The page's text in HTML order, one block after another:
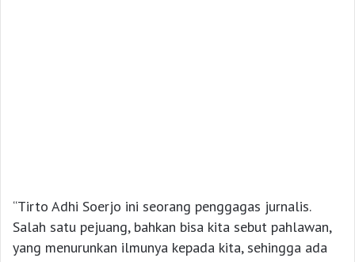
“Tirto Adhi Soerjo ini seorang penggagas jurnalis.
Salah satu pejuang, bahkan bisa kita sebut pahlawan,
yang menurunkan ilmunya kepada kita, sehingga ada